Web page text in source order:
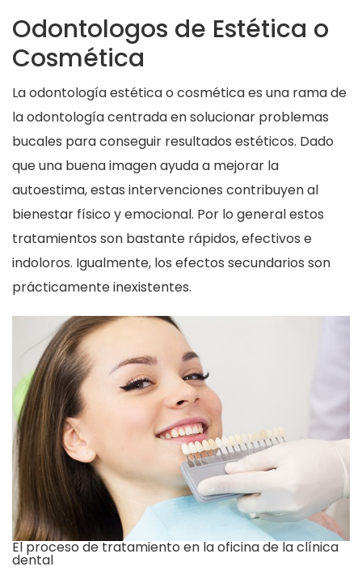
Odontologos de Estética o
Cosmética
La odontología estética o cosmética es una rama de
la odontología centrada en solucionar problemas
bucales para conseguir resultados estéticos. Dado
que una buena imagen ayuda a mejorar la
autoestima, estas intervenciones contribuyen al
bienestar físico y emocional. Por lo general estos
tratamientos son bastante rápidos, efectivos e
indoloros. Igualmente, los efectos secundarios son
prácticamente inexistentes.
El proceso de tratamiento en la oficina de la clínica
dental